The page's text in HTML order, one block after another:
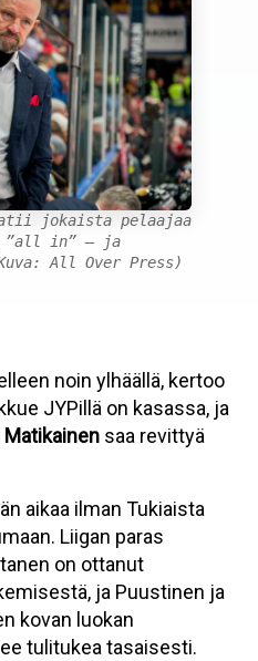
jokaista pelaajaa
”all in” – ja
All Over Press)
noin ylhäällä, kertoo
JYPillä on kasassa, ja
Matikainen saa revittyä
aikaa ilman Tukiaista
Liigan paras
on ottanut
ja Puustinen ja
kovan luokan
tulitukea tasaisesti.